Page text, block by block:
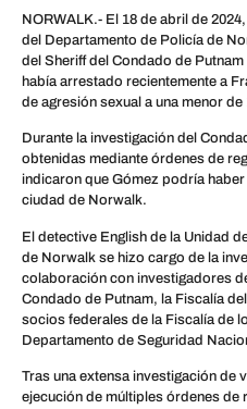
NORWALK.- El 18 de abril de
del Departamento de Policía de
del Sheriff del Condado de
había arrestado recientemente a
de agresión sexual a una menor de
Durante la investigación del
obtenidas mediante órdenes de
indicaron que Gómez podría
ciudad de Norwalk.
El detective English de la Unidad
de Norwalk se hizo cargo de la
colaboración con investigadores
Condado de Putnam, la Fiscalía
socios federales de la Fiscalía de
Departamento de Seguridad
Tras una extensa investigación de
ejecución de múltiples órdenes